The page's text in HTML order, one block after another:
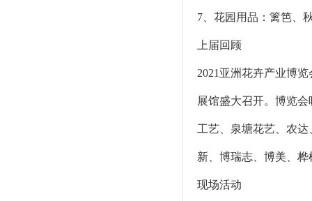
7、花园用品：篱笆、
上届回顾
2021亚洲花卉产业博
展馆盛大召开。博览
工艺、泉塘花艺、农
新、博瑞志、博美、
现场活动